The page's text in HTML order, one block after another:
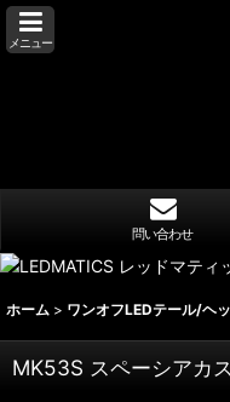
メニュー
問い合わせ
ホーム > ワンオフLEDテール/ヘ
MK53S スペーシアカ